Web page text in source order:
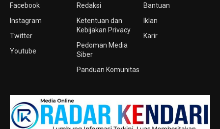
Facebook
Instagram
Twitter
Youtube
Redaksi
Ketentuan dan
Kebijakan Privacy
Pedoman Media
Siber
Panduan Komunitas
Bantuan
Iklan
Karir